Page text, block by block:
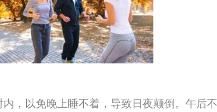
，以免晚上睡不着，导致日夜颠倒。午后